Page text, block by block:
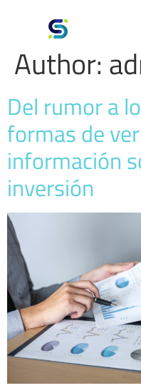
Author:
Del rumor a
formas de
información
inversión